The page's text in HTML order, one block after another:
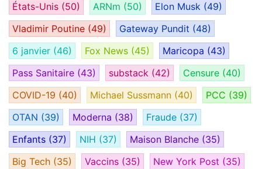
États-Unis (50) ARNm (50) Elon Musk (49)
Vladimir Poutine (49) Gateway Pundit (48)
6 janvier (46) Fox News (45) Maricopa (43)
Pass Sanitaire (43) substack (42) Censure (40)
COVID-19 (40) Michael Sussmann (40) PCC (39)
OTAN (39) Moderna (38) Fraude (37)
Enfants (37) NIH (37) Maison Blanche (35)
Big Tech (35) Vaccins (35) New York Post (35)